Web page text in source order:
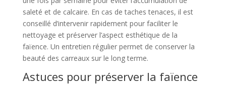
saleté et de calcaire. En cas de taches tenaces, il est
conseillé d’intervenir rapidement pour faciliter le
nettoyage et préserver l’aspect esthétique de la
faïence. Un entretien régulier permet de conserver la
beauté des carreaux sur le long terme.
Astuces pour préserver la faïence